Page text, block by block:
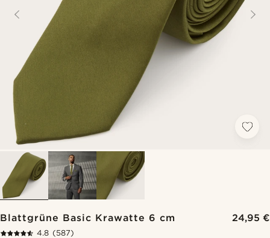
Blattgrüne Basic Krawatte 6 cm 24,95 €
4.8 (587)